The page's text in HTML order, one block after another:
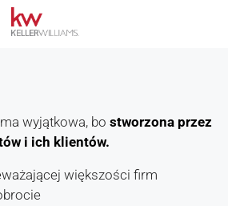
wyjątkowa, bo stworzona przez
i ich klientów.
większości firm